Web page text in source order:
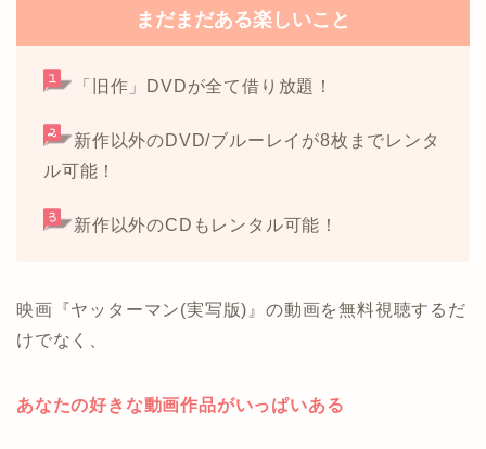
まだまだある楽しいこと
「旧作」DVDが全て借り放題！
新作以外のDVD/ブルーレイが8枚までレンタ
ル可能！
新作以外のCDもレンタル可能！
映画『ヤッターマン(実写版)』の動画を無料視聴するだ
けでなく、
あなたの好きな動画作品がいっぱいある